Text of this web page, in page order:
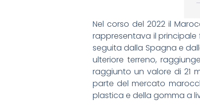
Nel corso del 2022 il
rappresentava il principale
seguita dalla Spagna e
ulteriore terreno,
raggiunto un valore di 21
parte del mercato
plastica e della gomma a